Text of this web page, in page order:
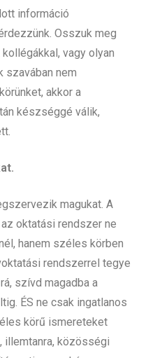
információ
Osszuk meg
vagy olyan
szavában nem
akkor a
készséggé válik,
magukat. A
oktatási rendszer ne
hanem széles körben
rendszerrel tegye
szívd magadba a
ÉS ne csak ingatlanos
körű ismereteket
illemtanra, közösségi